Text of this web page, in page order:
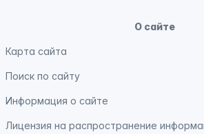
О сайте
Карта сайта
Поиск по сайту
Информация о сайте
Лицензия на распространение